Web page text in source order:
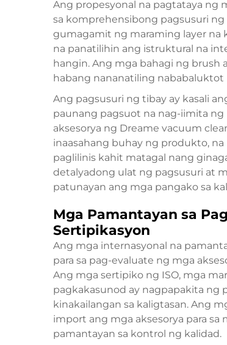
Ang propesyonal na pagtataya ng
sa komprehensibong pagsusuri
gumagamit ng maraming layer na
na panatilihin ang istruktural na
hangin. Ang mga bahagi ng brush
habang nananatiling nababaluktot
Ang pagsusuri ng tibay ay kasali
paunang pagsuot na nag-iimita
aksesorya ng Dreame vacuum
inaasahang buhay ng produkto,
paglilinis kahit matagal nang
detalyadong ulat ng pagsusuri at
patunayan ang mga pangako sa
Mga Pamantayan sa
Sertipikasyon
Ang mga internasyonal na
para sa pag-evaluate ng mga
Ang mga sertipiko ng ISO, mga
pagkakasunod ay nagpapakita ng
kinakailangan sa kaligtasan. Ang
import ang mga aksesorya para
pamantayan sa kontrol ng kalidad.